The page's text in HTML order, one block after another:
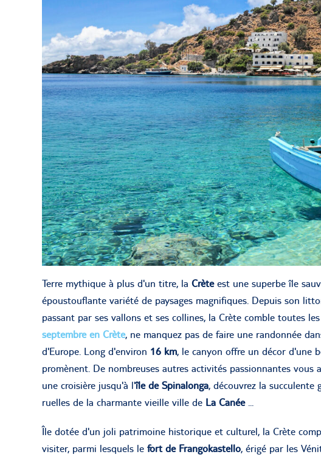
Terre mythique à plus d'un titre, la Crète est une superbe île
époustouflante variété de paysages magnifiques. Depuis son
passant par ses vallons et ses collines, la Crète comble toutes
septembre en Crète, ne manquez pas de faire une randonnée
d'Europe. Long d'environ 16 km, le canyon offre un décor d'une
promènent. De nombreuses autres activités passionnantes vous
une croisière jusqu'à l'île de Spinalonga, découvrez la succulente
ruelles de la charmante vieille ville de La Canée...
Île dotée d'un joli patrimoine historique et culturel, la Crète
visiter, parmi lesquels le fort de Frangokastello, érigé par les